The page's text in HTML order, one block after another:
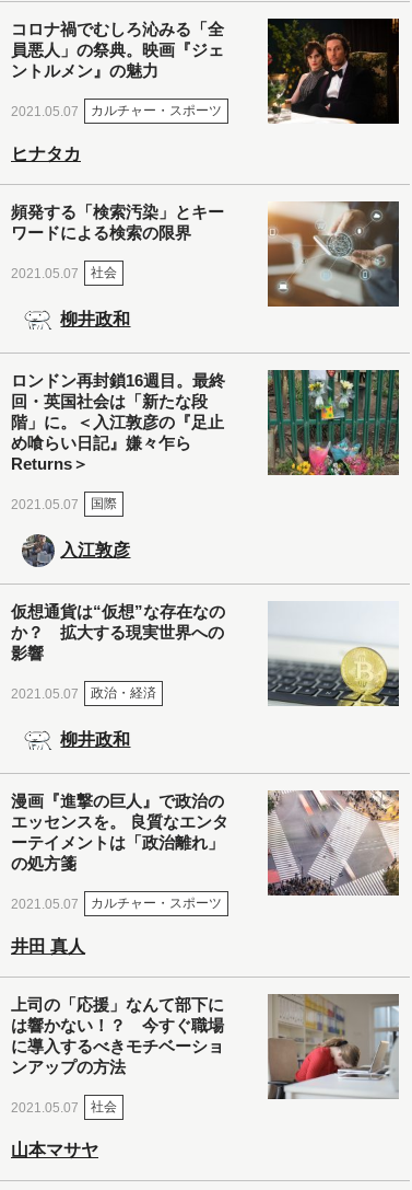
コロナ禍でむしろ沁みる「全
員悪人」の祭典。映画『ジェ
ントルメン』の魅力
2021.05.07 カルチャー・スポーツ
ヒナタカ
頻発する「検索汚染」とキー
ワードによる検索の限界
2021.05.07 社会
柳井政和
ロンドン再封鎖16週目。最終
回・英国社会は「新たな段
階」に。＜入江敦彦の『足止
め喰らい日記』嫌々乍ら
Returns＞
2021.05.07 国際
入江敦彦
仮想通貨は“仮想”な存在なの
か？ 拡大する現実世界への
影響
2021.05.07 政治・経済
柳井政和
漫画『進撃の巨人』で政治の
エッセンスを。 良質なエンタ
ーテイメントは「政治離れ」
の処方箋
2021.05.07 カルチャー・スポーツ
井田 真人
上司の「応援」なんて部下に
は響かない！？ 今すぐ職場
に導入するべきモチベーショ
ンアップの方法
2021.05.07 社会
山本マサヤ